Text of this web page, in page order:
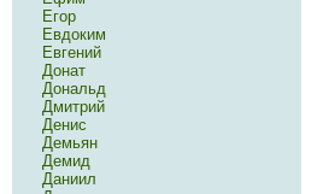
Егор
Евдоким
Евгений
Донат
Дональд
Дмитрий
Денис
Демьян
Демид
Даниил